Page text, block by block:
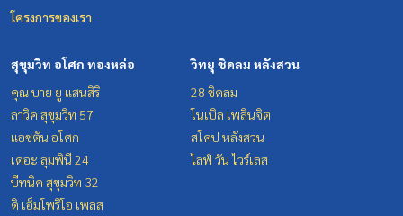
โครงการของเรา
สุขุมวิท อโศก ทองหล่อ
คุณ บาย ยู แสนสิริ
ลาวิค สุขุมวิท 57
แอชตัน อโศก
เดอะ ลุมพินี 24
บีทนิค สุขุมวิท 32
ดิ เอ็มโพริโอ เพลส
วิทยุ ชิดลม หลังสวน
28 ชิดลม
โนเบิล เพลินจิต
สโคป หลังสวน
ไลฟ์ วัน ไวร์เลส